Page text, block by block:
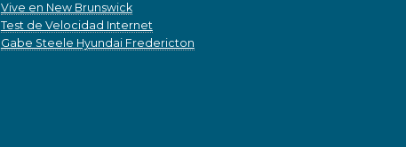
Vive en New Brunswick
Test de Velocidad Internet
Gabe Steele Hyundai Fredericton